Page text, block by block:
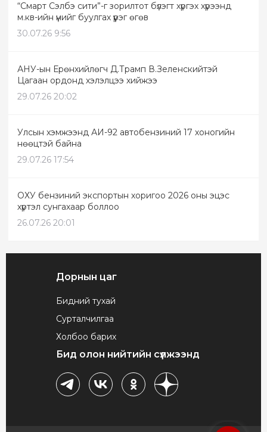
“Смарт Сэлбэ сити”-г зорилтот бүлэгт хүргэх хүрээнд
м.кв-ийн үнийг буулгах үүрэг өгөв
30.07.26 9:56
АНУ-ын Ерөнхийлөгч Д.Трамп В.Зеленскийтэй
Цагаан ордонд хэлэлцээ хийжээ
29.07.26 20:02
Улсын хэмжээнд АИ-92 автобензиний 17 хоногийн
нөөцтэй байна
29.07.26 17:54
ОХУ бензиний экспортын хоригоо 2026 оны эцэс
хүртэл сунгахаар боллоо
26.07.26 20:01
Дорнын цаг
Бидний тухай
Сурталчилгаа
Холбоо барих
Бид олон нийтийн сүлжээнд